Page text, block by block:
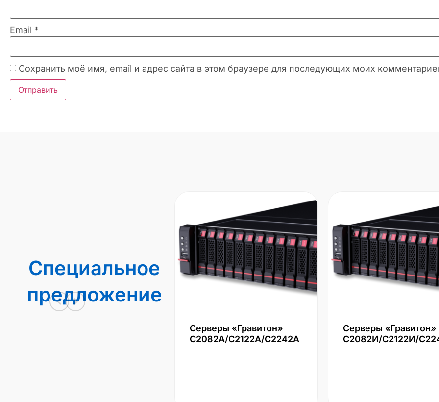
Email *
Сохранить моё имя, email и адрес сайта в этом браузере для последующих моих
Специальное
предложение
Серверы «Гравитон»
С2082А/С2122А/С2242А
Серверы «Гравитон»
С2082И/С2122И/